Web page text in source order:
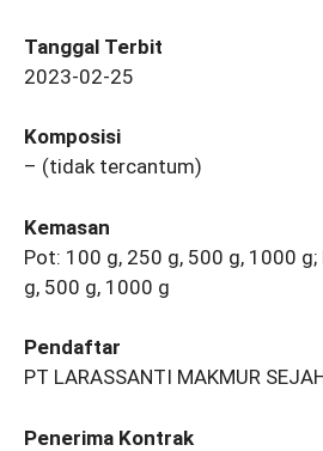
Tanggal Terbit
2023-02-25
Komposisi
– (tidak tercantum)
Kemasan
Pot: 100 g, 250 g, 500 g, 1000
g, 500 g, 1000 g
Pendaftar
PT LARASSANTI MAKMUR
Penerima Kontrak